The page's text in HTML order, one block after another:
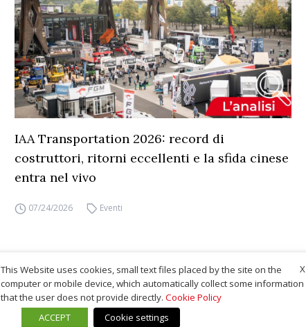
IAA Transportation 2026: record di
costruttori, ritorni eccellenti e la sfida cinese
entra nel vivo
07/24/2026 Eventi
X
This Website uses cookies, small text files placed by the site on the
computer or mobile device, which automatically collect some information
that the user does not provide directly. Cookie Policy
ACCEPT
Cookie settings